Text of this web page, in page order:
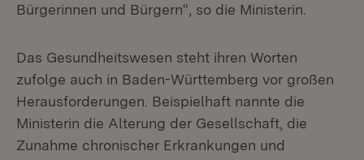
Bürgerinnen und Bürgern“, so die Ministerin.
Das Gesundheitswesen steht ihren Worten
zufolge auch in Baden-Württemberg vor großen
Herausforderungen. Beispielhaft nannte die
Ministerin die Alterung der Gesellschaft, die
Zunahme chronischer Erkrankungen und